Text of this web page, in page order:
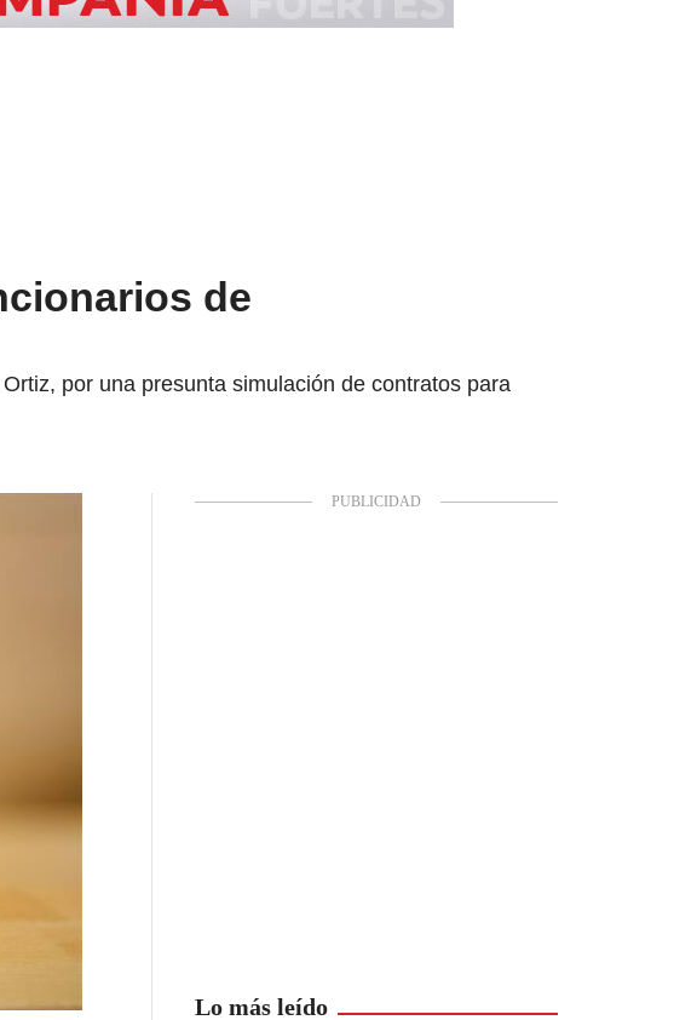
de
por una presunta simulación de contratos para
Lo más leído